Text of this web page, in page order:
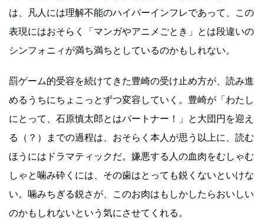
は、凡人には理解不能のハイパーインフレであって、この
表現にはおそらく「マンガやアニメごとき」とは段違いの
シンフォニィが満ち満ちとしているのかもしれない。
罰ゲーム的受容を続けてきた豊崎の受け止め方が、読み進
めるうちにちょこっとずつ変容していく。豊崎が「わたし
にとって、石原慎太郎とはパートナー！」と大団円を迎え
る（？）までの過程は、おそらく本人が思う以上に、読む
ほうにはドラマティックだ。嫌悪する人の血肉をむしゃむ
しゃと噛み砕くには、その歯はとっても鋭くないといけな
い。噛みちぎる鋭さが、このお肉はもしかしたらおいしい
のかもしれないという気にさせてくれる。